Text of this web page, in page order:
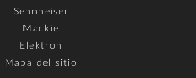
Sennheiser
Mackie
Elektron
Mapa del sitio